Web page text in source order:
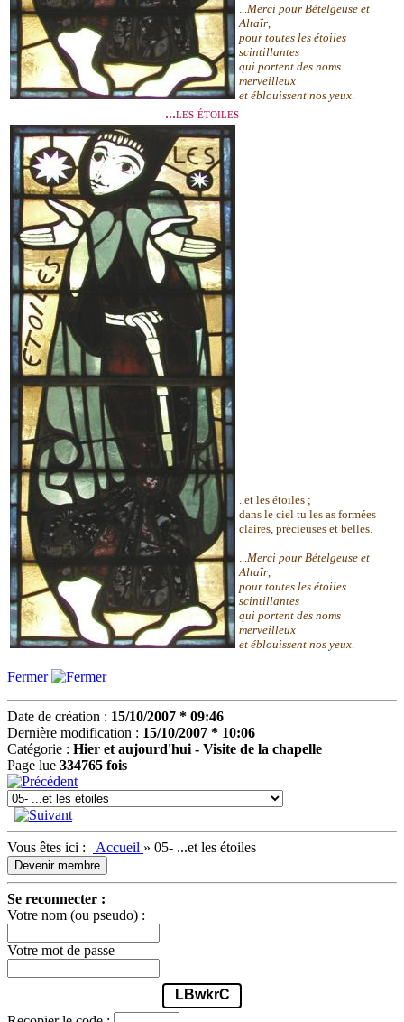
Merci pour Bételgeuse et
Altaïr
pour toutes les étoiles
scintillantes
qui portent des noms
merveilleux
et éblouissent nos yeux
...les étoiles
..et les étoiles ;
dans le ciel tu les as formées
claires, précieuses et belles.
Merci pour Bételgeuse et
Altaïr
pour toutes les étoiles
scintillantes
qui portent des noms
merveilleux
et éblouissent nos yeux
Fermer
Date de création : 15/10/2007 * 09:46
Dernière modification : 15/10/2007 * 10:06
Catégorie : Hier et aujourd'hui - Visite de la chapelle
Page lue 334765 fois
Vous êtes ici : Accueil » 05- ...et les étoiles
Devenir membre
Se reconnecter :
Votre nom (ou pseudo) :
Votre mot de passe
LBwkrC